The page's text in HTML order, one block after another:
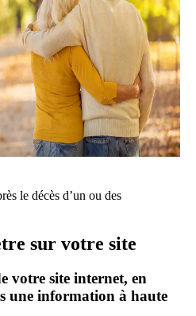
le décès d’un ou des
sur votre site
votre site internet, en
une information à haute